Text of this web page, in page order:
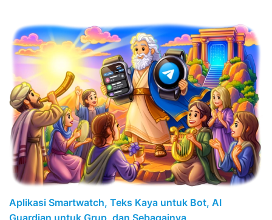
Aplikasi Smartwatch, Teks Kaya untuk Bot, AI